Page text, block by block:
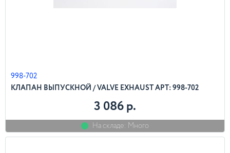
998-702
КЛАПАН ВЫПУСКНОЙ / VALVE EXHAUST АРТ: 998-702
3 086 р.
На складе: Много